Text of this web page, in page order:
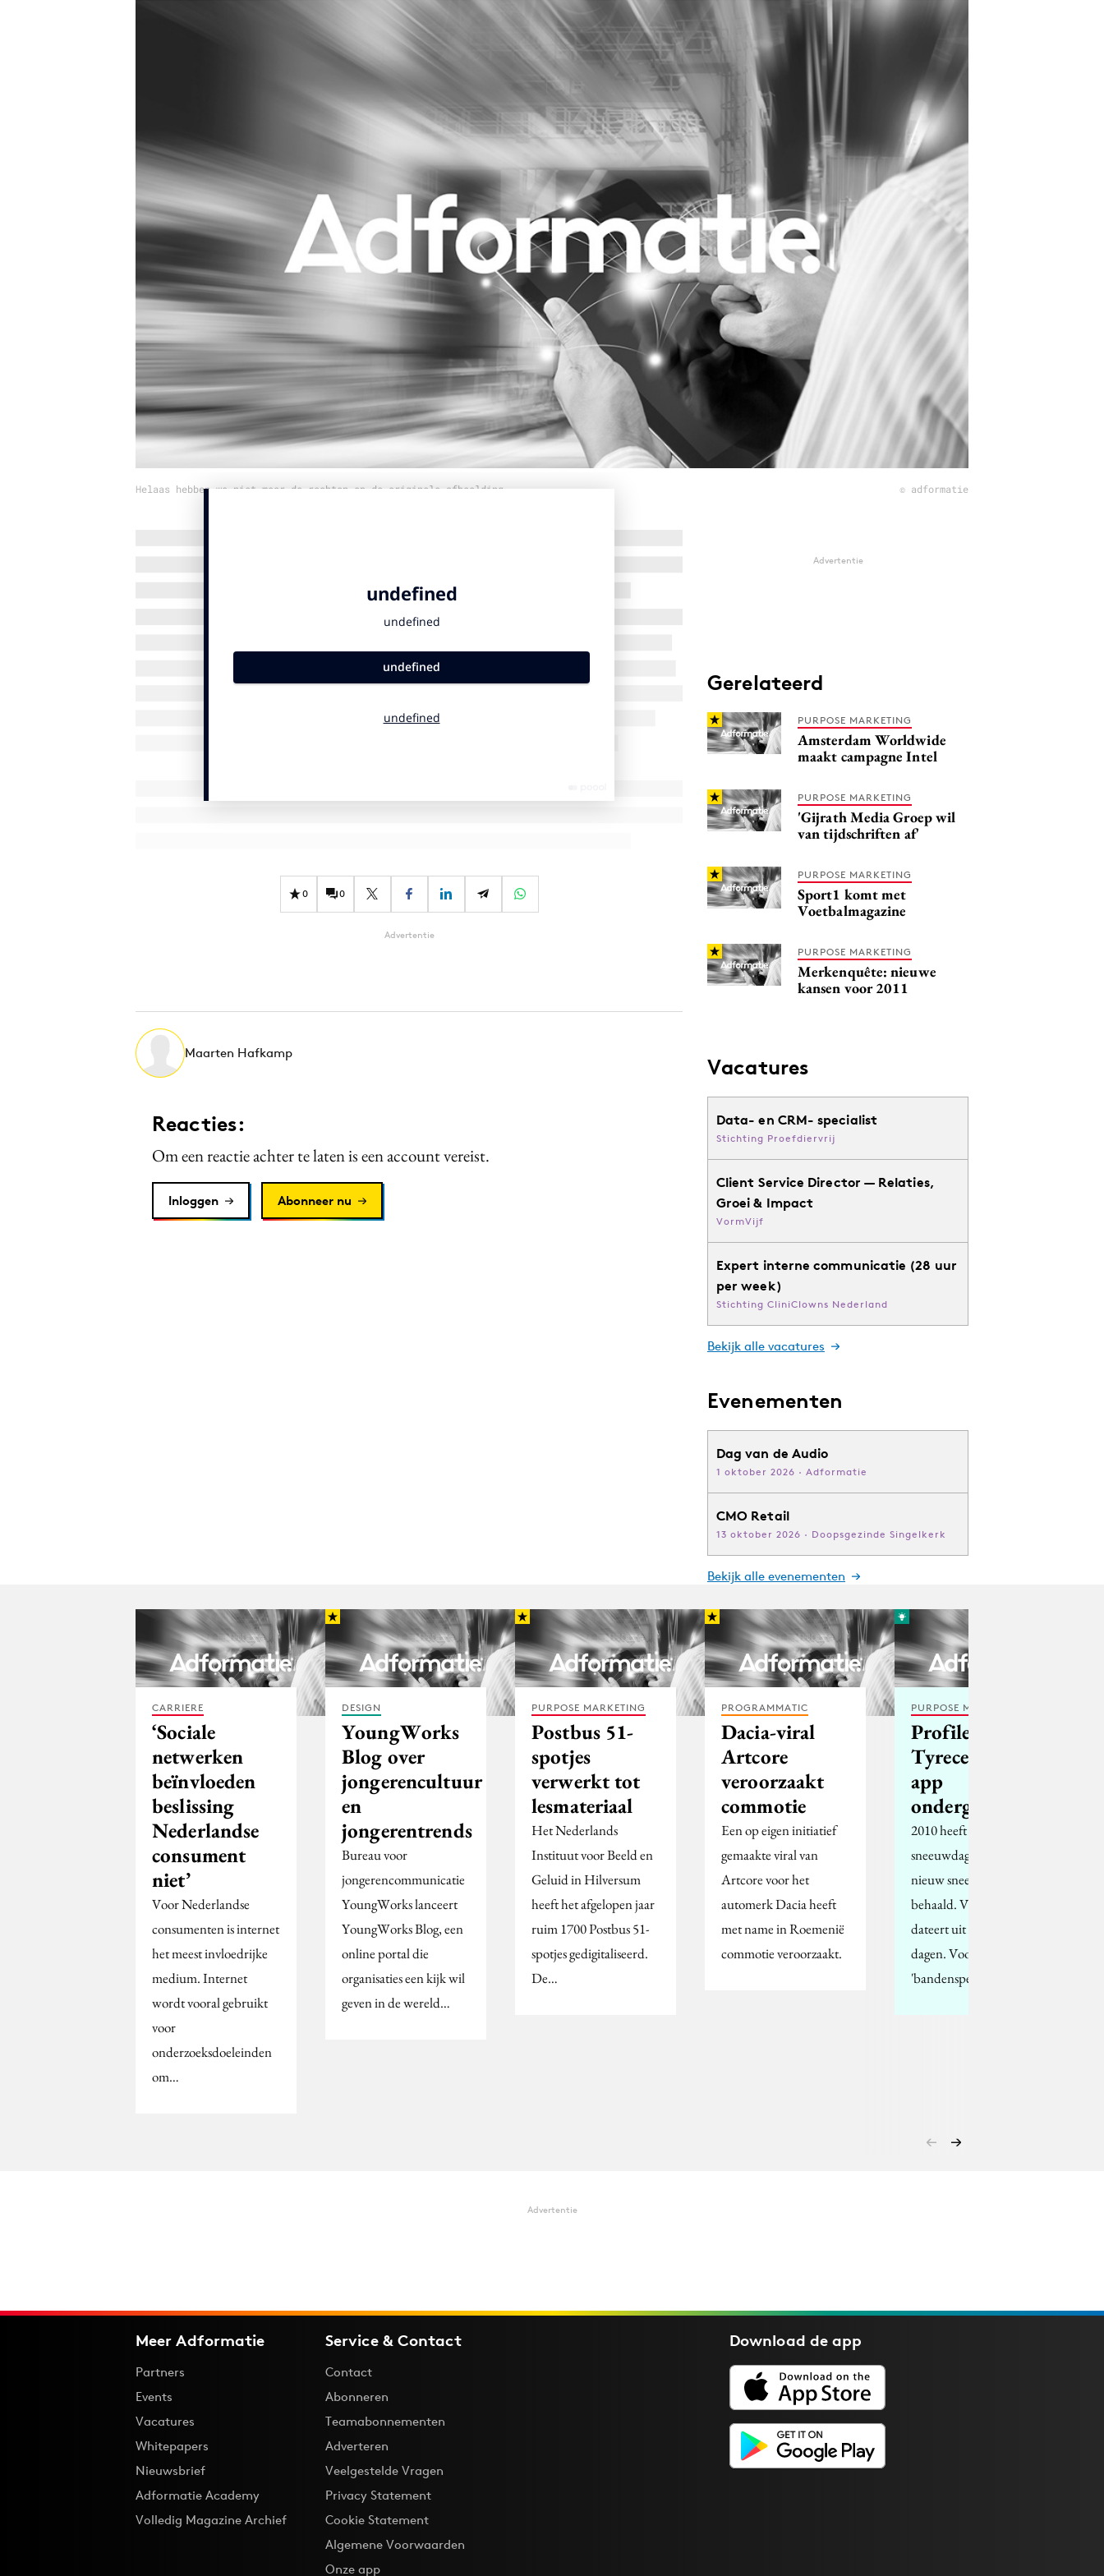
Influencer marketing
Interne communicatie
Purpose Marketing
Reputatie & crisis
Helaas hebben we niet meer de rechten op de originele afbeelding © adformatie
0 0
Advertentie
Maarten Hafkamp
Reacties:
Om een reactie achter te laten is een account vereist.
Inloggen Abonneer nu
Advertentie
Gerelateerd
PURPOSE MARKETING
Amsterdam Worldwide
maakt campagne Intel
PURPOSE MARKETING
'Gijrath Media Groep wil
van tijdschriften af'
PURPOSE MARKETING
Sport1 komt met
Voetbalmagazine
PURPOSE MARKETING
Merkenquête: nieuwe
kansen voor 2011
Vacatures
Data- en CRM- specialist
Stichting Proefdiervrij
Client Service Director — Relaties,
Groei & Impact
VormVijf
Expert interne communicatie (28 uur
per week)
Stichting CliniClowns Nederland
Bekijk alle vacatures
Evenementen
Dag van de Audio
1 oktober 2026 · Adformatie
CMO Retail
13 oktober 2026 · Doopsgezinde Singelkerk
Bekijk alle evenementen
CARRIERE
‘Sociale
netwerken
beïnvloeden
beslissing
Nederlandse
consument
niet’
Voor Nederlandse
consumenten is internet
het meest invloedrijke
medium. Internet
wordt vooral gebruikt
voor
onderzoeksdoeleinden
om…
DESIGN
YoungWorks
Blog over
jongerencultuur
en
jongerentrends
Bureau voor
jongerencommunicatie
YoungWorks lanceert
YoungWorks Blog, een
online portal die
organisaties een kijk wil
geven in de wereld…
PURPOSE MARKETING
Postbus 51-
spotjes
verwerkt tot
lesmateriaal
Het Nederlands
Instituut voor Beeld en
Geluid in Hilversum
heeft het afgelopen jaar
ruim 1700 Postbus 51-
spotjes gedigitaliseerd.
De…
PROGRAMMATIC
Dacia-viral
Artcore
veroorzaakt
commotie
Een op eigen initiatief
gemaakte viral van
Artcore voor het
automerk Dacia heeft
met name in Roemenië
commotie veroorzaakt.
PURPOSE MARKETING
Profile
Tyrecenter
app
2010 heeft met 53
sneeuwdagen een
nieuw sneeuwrecord
behaald. Vorig record
dateert uit 1906 met 49
dagen. Voor een
'bandenspecialist' als…
Advertentie
Meer Adformatie
Partners
Events
Vacatures
Whitepapers
Nieuwsbrief
Adformatie Academy
Volledig Magazine Archief
Service & Contact
Contact
Abonneren
Teamabonnementen
Adverteren
Veelgestelde Vragen
Privacy Statement
Cookie Statement
Algemene Voorwaarden
Onze app
Download deapp